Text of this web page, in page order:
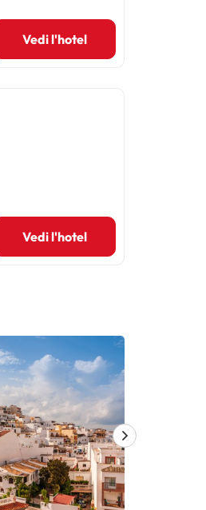
Vedi l'hotel
Vedi l'hotel